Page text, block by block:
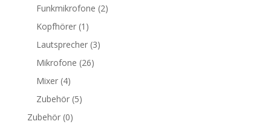
Funkmikrofone (2)
Kopfhörer (1)
Lautsprecher (3)
Mikrofone (26)
Mixer (4)
Zubehör (5)
Zubehör (0)